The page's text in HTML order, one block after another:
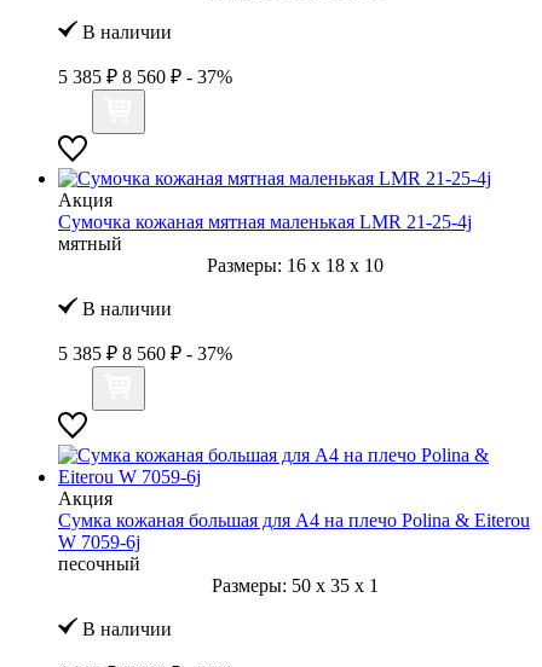
В наличии
5 385 ₽ 8 560 ₽ - 37%
Акция
Сумочка кожаная мятная маленькая LMR 21-25-4j
мятный
Размеры: 16 x 18 x 10
В наличии
5 385 ₽ 8 560 ₽ - 37%
Акция
Сумка кожаная большая для А4 на плечо Polina & Eiterou
W 7059-6j
песочный
Размеры: 50 x 35 x 1
В наличии